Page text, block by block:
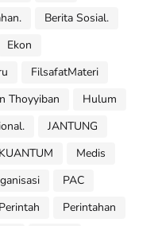
Berita Sosial.
Ekon
FilsafatMateri
Thoyyiban
Hulum
JANTUNG
Medis
PAC
Perintah
Perintahan